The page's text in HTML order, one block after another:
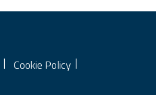
Cookie Policy